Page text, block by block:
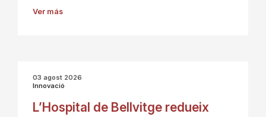
Ver más
03 agost 2026
Innovació
L’Hospital de Bellvitge redueix